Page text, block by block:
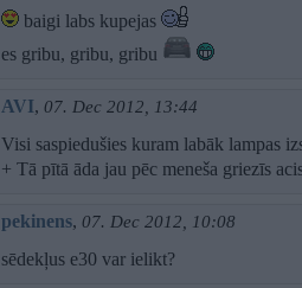
baigi labs kupejas
es gribu, gribu, gribu
AVI, 07. Dec 2012, 13:44
Visi saspiedušies kuram labāk lampas
+ Tā pītā āda jau pēc meneša griezīs
pekinens, 07. Dec 2012, 10:08
sēdekļus e30 var ielikt?